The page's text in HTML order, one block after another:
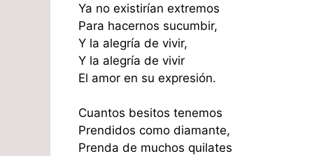
Ya no existirían extremos
Para hacernos sucumbir,
Y la alegría de vivir,
Y la alegría de vivir
El amor en su expresión.
Cuantos besitos tenemos
Prendidos como diamante,
Prenda de muchos quilates